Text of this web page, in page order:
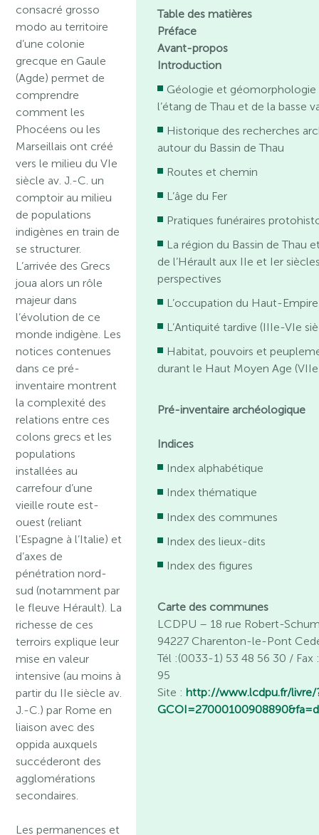
consacré grosso
modo au territoire
d’une colonie
grecque en Gaule
(Agde) permet de
comprendre
comment les
Phocéens ou les
Marseillais ont créé
vers le milieu du VIe
siècle av. J.-C. un
comptoir au milieu
de populations
indigènes en train de
se structurer.
L’arrivée des Grecs
joua alors un rôle
majeur dans
l’évolution de ce
monde indigène. Les
notices contenues
dans ce pré-
inventaire montrent
la complexité des
relations entre ces
colons grecs et les
populations
installées au
carrefour d’une
vieille route est-
ouest (reliant
l’Espagne à l’Italie) et
d’axes de
pénétration nord-
sud (notamment par
le fleuve Hérault). La
richesse de ces
terroirs explique leur
mise en valeur
intensive (au moins à
partir du IIe siècle av.
J.-C.) par Rome en
liaison avec des
oppida auxquels
succéderont des
agglomérations
secondaires.
Les permanences et
Table des matières
Préface
Avant-propos
Introduction
Géologie et géomorphologie
l’étang de Thau et de la basse
Historique des recherches
autour du Bassin de Thau
Routes et chemin
L’âge du Fer
Pratiques funéraires
La région du Bassin de Thau
de l’Hérault aux IIe et Ier
perspectives
L’occupation du Haut-Empire
L’Antiquité tardive (IIIe-VIe
Habitat, pouvoirs et
durant le Haut Moyen Age
Pré-inventaire archéologique
Indices
Index alphabétique
Index thématique
Index des communes
Index des lieux-dits
Index des figures
Carte des communes
LCDPU – 18 rue Robert-
94227 Charenton-le-Pont
Tél :(0033-1) 53 48 56 30 /
95
Site :http://www.lcdpu.fr/livre/